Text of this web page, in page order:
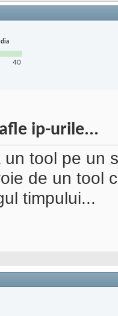
40
ip-urile...
un tool pe un
de un tool
timpului...